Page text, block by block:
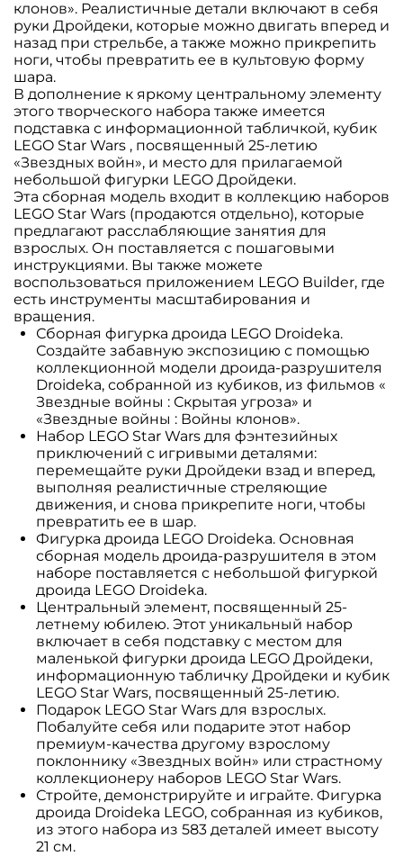
клонов». Реалистичные детали включают в себя
руки Дройдеки, которые можно двигать вперед и
назад при стрельбе, а также можно прикрепить
ноги, чтобы превратить ее в культовую форму
шара.
В дополнение к яркому центральному элементу
этого творческого набора также имеется
подставка с информационной табличкой, кубик
LEGO Star Wars , посвященный 25-летию
«Звездных войн», и место для прилагаемой
небольшой фигурки LEGO Дройдеки.
Эта сборная модель входит в коллекцию наборов
LEGO Star Wars (продаются отдельно), которые
предлагают расслабляющие занятия для
взрослых. Он поставляется с пошаговыми
инструкциями. Вы также можете
воспользоваться приложением LEGO Builder, где
есть инструменты масштабирования и
вращения.
Сборная фигурка дроида LEGO Droideka.
Создайте забавную экспозицию с помощью
коллекционной модели дроида-разрушителя
Droideka, собранной из кубиков, из фильмов «
Звездные войны : Скрытая угроза» и
«Звездные войны : Войны клонов».
Набор LEGO Star Wars для фэнтезийных
приключений с игривыми деталями:
перемещайте руки Дройдеки взад и вперед,
выполняя реалистичные стреляющие
движения, и снова прикрепите ноги, чтобы
превратить ее в шар.
Фигурка дроида LEGO Droideka. Основная
сборная модель дроида-разрушителя в этом
наборе поставляется с небольшой фигуркой
дроида LEGO Droideka.
Центральный элемент, посвященный 25-
летнему юбилею. Этот уникальный набор
включает в себя подставку с местом для
маленькой фигурки дроида LEGO Дройдеки,
информационную табличку Дройдеки и кубик
LEGO Star Wars, посвященный 25-летию.
Подарок LEGO Star Wars для взрослых.
Побалуйте себя или подарите этот набор
премиум-качества другому взрослому
поклоннику «Звездных войн» или страстному
коллекционеру наборов LEGO Star Wars.
Стройте, демонстрируйте и играйте. Фигурка
дроида Droideka LEGO, собранная из кубиков,
из этого набора из 583 деталей имеет высоту
21 см.